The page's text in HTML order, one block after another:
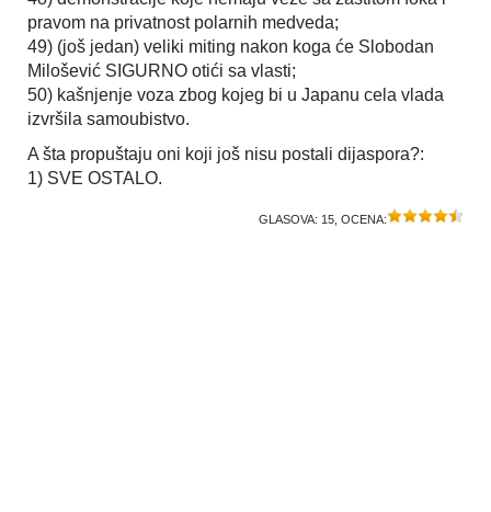
pravom na privatnost polarnih medveda;
49) (još jedan) veliki miting nakon koga će Slobodan
Milošević SIGURNO otići sa vlasti;
50) kašnjenje voza zbog kojeg bi u Japanu cela vlada
izvršila samoubistvo.
A šta propuštaju oni koji još nisu postali dijaspora?:
1) SVE OSTALO.
GLASOVA: 15 , OCENA: